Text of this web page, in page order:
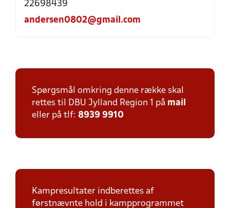
22698439
andersen0802@gmail.com
Spørgsmål omkring denne række skal
rettes til DBU Jylland Region 1 på mail
eller på tlf: 8939 9910
Kampresultater indberettes af
førstnævnte hold i kampprogrammet